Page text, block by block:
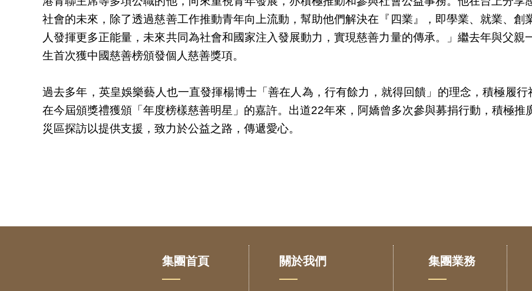
社會的未來，除了透過慈善工作推動青年向上流動，幫助他們解決在『四業』，即學業、就業、
人發揮更多正能量，未來共同為社會和國家注入發展動力，實現慈善力量的傳承。」繼去年與父
生首次獲中國慈善榜頒發個人慈善獎項。
過去多年，英皇娛樂藝人也一直發揮楊博士「善在人為，行有餘力，就得回饋」的理念，積極履
在今屆頒獎禮獲頒「年度榜樣慈善明星」的嘉許。出道22年來，阿嬌曾多次參與募捐行動，積極
災區探訪以提供支援，致力於公益之路，傳遞愛心。
集團首頁 關於我們 集團業務